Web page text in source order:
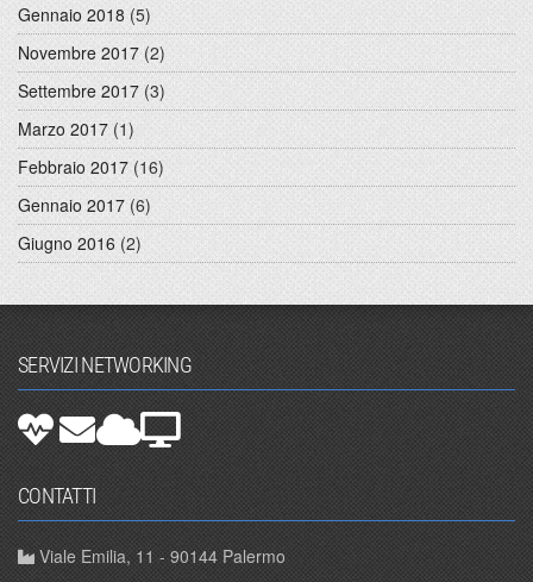
Gennaio 2018 (5)
Novembre 2017 (2)
Settembre 2017 (3)
Marzo 2017 (1)
Febbraio 2017 (16)
Gennaio 2017 (6)
Giugno 2016 (2)
SERVIZI NETWORKING
CONTATTI
Viale Emilia, 11 - 90144 Palermo